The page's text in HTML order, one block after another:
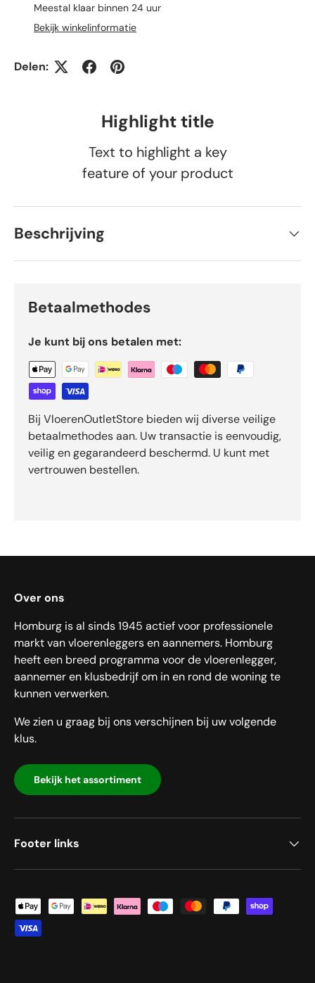
Meestal klaar binnen 24 uur
Bekijk winkelinformatie
Delen:
Highlight title
Text to highlight a key
feature of your product
Beschrijving
Betaalmethodes
Je kunt bij ons betalen met:
Bij VloerenOutletStore bieden wij diverse veilige
betaalmethodes aan. Uw transactie is eenvoudig,
veilig en gegarandeerd beschermd. U kunt met
vertrouwen bestellen.
Over ons
Homburg is al sinds 1945 actief voor professionele
markt van vloerenleggers en aannemers. Homburg
heeft een breed programma voor de vloerenlegger,
aannemer en klusbedrijf om in en rond de woning te
kunnen verwerken.
We zien u graag bij ons verschijnen bij uw volgende
klus.
Bekijk het assortiment
Footer links
Geaccepteerde betaalmethoden